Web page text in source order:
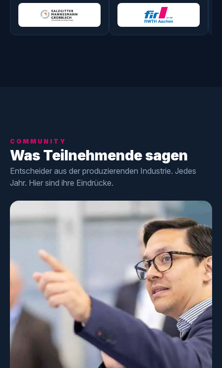
COMMUNITY
Was Teilnehmende sagen
Entscheider aus der produzierenden Industrie. Jedes
Jahr. Hier sind ihre Eindrücke.